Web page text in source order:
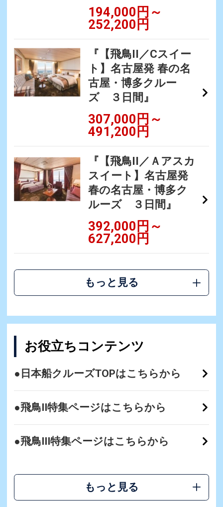
194,000円～
252,200円
『【飛鳥II／Cスイー
ト】名古屋発 春の名
古屋・博多クルー
ズ ３日間』
307,000円～
491,200円
『【飛鳥II／Ａアスカ
スイート】名古屋発
春の名古屋・博多ク
ルーズ ３日間』
392,000円～
627,200円
もっと見る
お役立ちコンテンツ
●日本船クルーズTOPはこちらから
●飛鳥II特集ページはこちらから
●飛鳥III特集ページはこちらから
もっと見る